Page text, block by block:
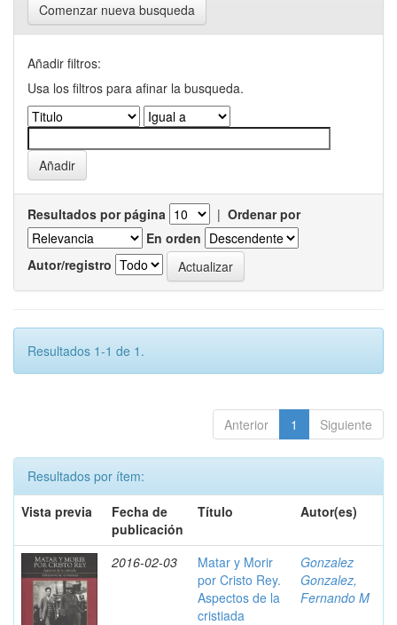
Comenzar nueva busqueda
Añadir filtros:
Usa los filtros para afinar la busqueda.
Resultados por página | Ordenar por
En orden
Autor/registro
Resultados 1-1 de 1.
Anterior 1 Siguiente
Resultados por ítem:
Vista previa
Fecha de
publicación
Título Autor(es)
2016-02-03
Matar y Morir
por Cristo Rey.
Aspectos de la
cristiada
Gonzalez
Gonzalez,
Fernando M